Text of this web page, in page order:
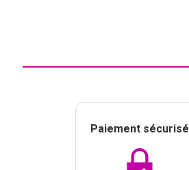
Paiement sécurisé